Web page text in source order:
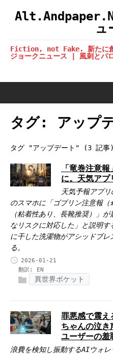
ュ
Fiction, not Fake. 新たに創
ジョークニュース | 風刺とパ
タグ: アップ
タグ "アップデート" (3 記事)
「竜巻注意
に。天気アプ
天気予報アプ
のスマホに「ゴブリン注意報
（粘着性あり、長靴推奨）」
なリスクに対応した」と説明
に干した洗濯物がアシッドブ
る。
2026-01-21
翻訳: EN
異世界ポケット
罪悪感で震え
ちゃんの泣き
ユーザーの羞
浪費を検知し振動するAIウォ